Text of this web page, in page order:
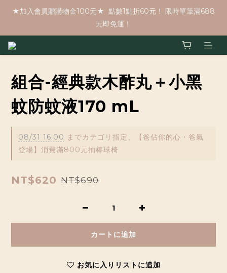
★加入會員贈購物金100元★  點數1點折60元！ 限時單筆滿688
元即免運！
組合-經典款木酢丸＋小黑
蚊防蚊液170 mL
08/31 16:00 までカテゴリ指定、【爸佔你的心・爸氣
登場】消費滿800元抽棒球椅
NT$620 NT$690
カートに追加
お気に入りリストに追加